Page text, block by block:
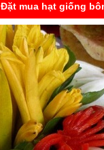
Đặt mua hạt giống